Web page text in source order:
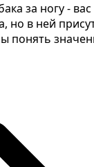
за ногу -
но в ней
понять